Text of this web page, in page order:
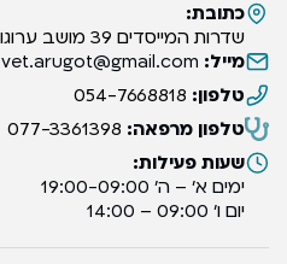
כתובת:
שדרות המייסדים 39 מושב ערוגות
מייל: vet.arugot@gmail.com
טלפון: 054-7668818
טלפון מרפאה: 077-3361398
שעות פעילות:
ימים א’ – ה’ 19:00-09:00
יום ו’ 09:00 – 14:00